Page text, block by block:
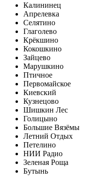
Калининец
Апрелевка
Селятино
Глаголево
Крёкшино
Кокошкино
Зайцево
Марушкино
Птичное
Первомайское
Киевский
Кузнецово
Шишкин Лес
Голицыно
Большие Вязёмы
Летний Отдых
Петелино
НИИ Радио
Зеленая Роща
Бутынь